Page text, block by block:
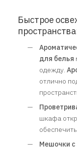
Быстрое
для белья
одежду.
отлично
шкафа
Мешочки с